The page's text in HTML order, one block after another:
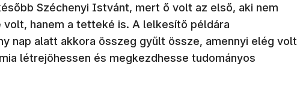
Széchenyi Istvánt, mert ő volt az első, aki nem
volt, hanem a tetteké is. A lelkesítő példára
nap alatt akkora összeg gyűlt össze, amennyi elég volt
létrejöhessen és megkezdhesse tudományos